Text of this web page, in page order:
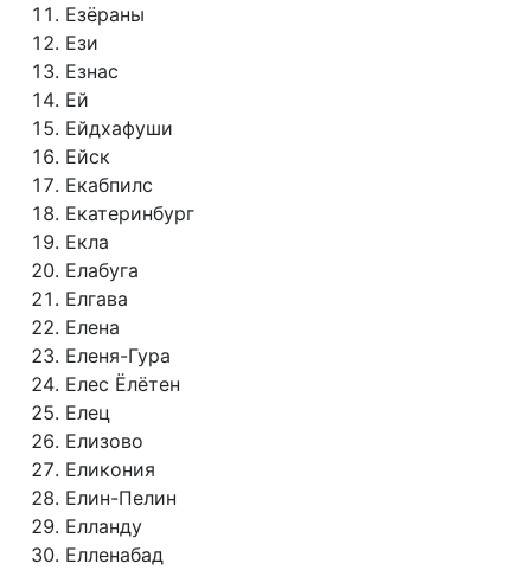
Езёраны
Ези
Езнас
Ей
Ейдхафуши
Ейск
Екабпилс
Екатеринбург
Екла
Елабуга
Елгава
Елена
Еленя-Гура
Елес Ёлётен
Елец
Елизово
Еликония
Елин-Пелин
Елланду
Елленабад